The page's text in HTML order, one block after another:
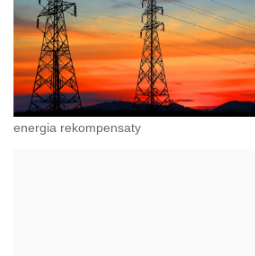
energia rekompensaty